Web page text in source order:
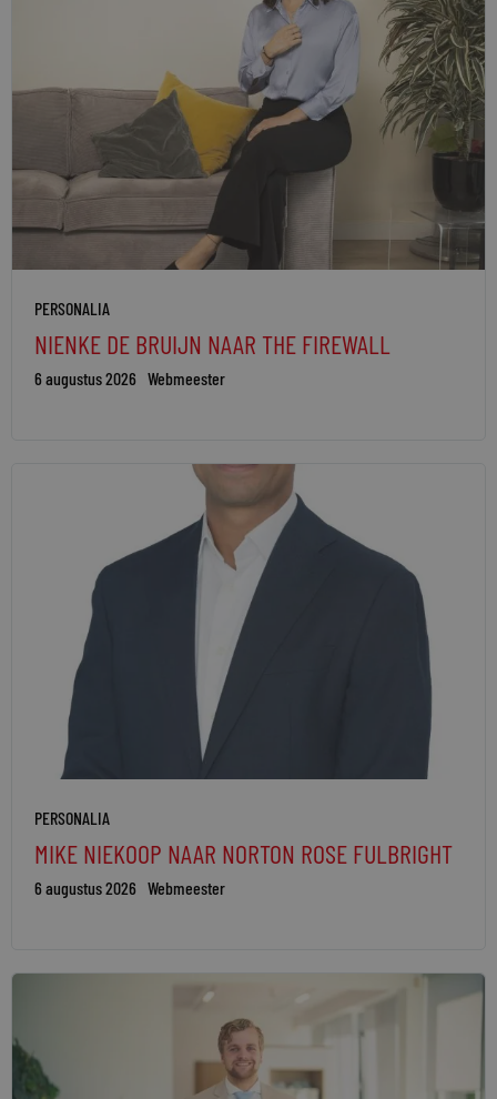
PERSONALIA
NIENKE DE BRUIJN NAAR THE FIREWALL
6 augustus 2026 Webmeester
PERSONALIA
MIKE NIEKOOP NAAR NORTON ROSE FULBRIGHT
6 augustus 2026 Webmeester